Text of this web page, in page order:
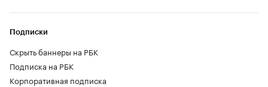
Подписки
Скрыть баннеры на РБК
Подписка на РБК
Корпоративная подписка